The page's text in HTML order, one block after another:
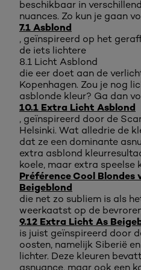
beschikbaar in
nuances. Zo kun je gaan
7.1 Asblond
, geïnspireerd op het
de iets lichtere
8.1 Licht Asblond
die eer doet aan de
Kopenhagen. Zou je nog
asblonde kleur? Ga dan
10.1 Extra Licht Asblond
, geïnspireerd door de
Helsinki. Wat alledrie de
dat ze een dominante
extra asblond
koele, maar extra speelse
Préférence Cool
Beigeblond
die net zo subliem is als
weerkaatst op de
9.12 Extra Licht As
is juist geïnspireerd door
oosten, namelijk Siberië
lichter. Deze kleuren
asnuance, maar ook een